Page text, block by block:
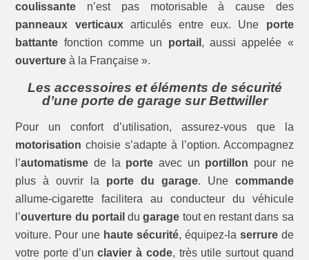
coulissante n’est pas motorisable à cause des
panneaux verticauxarticulés entre eux. Une porte
battante fonction comme un portail , aussi appelée «
ouverture à la Française ».
Les accessoires et éléments de sécurité
d’une porte de garage sur Bettwiller
Pour un confort d’utilisation, assurez-vous que la
motorisation choisie s’adapte à l’option. Accompagnez
l’automatisme de la porte avec un portillon pour ne
plus à ouvrir la porte du garage. Une commande
allume-cigarette facilitera au conducteur du véhicule
l’ouverture du portail dugarage tout en restant dans sa
voiture. Pour une haute sécurité, équipez-la serrurede
votre porte d’unclavier à code, très utile surtout quand